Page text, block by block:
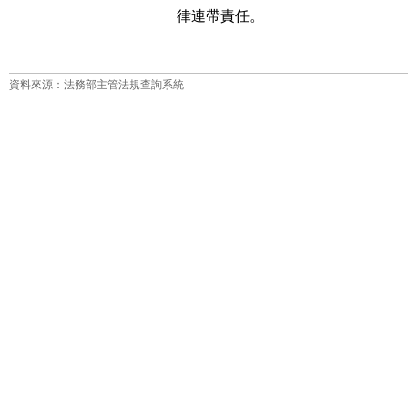
      律連帶責任。
資料來源：法務部主管法規查詢系統